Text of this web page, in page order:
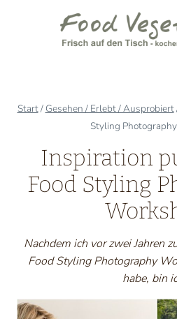
Start/ Gesehen / Erlebt / Ausprobiert
Styling
Inspiration
Food Styling
Nachdem ich vor zwei Jahren
Food Styling Photography
habe, bin